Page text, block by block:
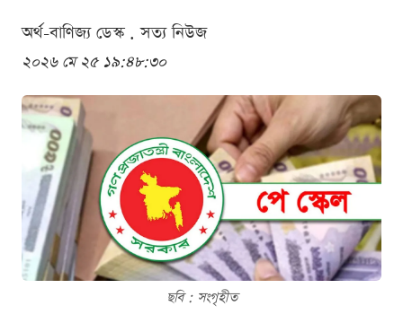
অর্থ-বাণিজ্য ডেস্ক . সত্য নিউজ
২০২৬ মে ২৫ ১৯:৪৮:৩০
ছবি : সংগৃহীত